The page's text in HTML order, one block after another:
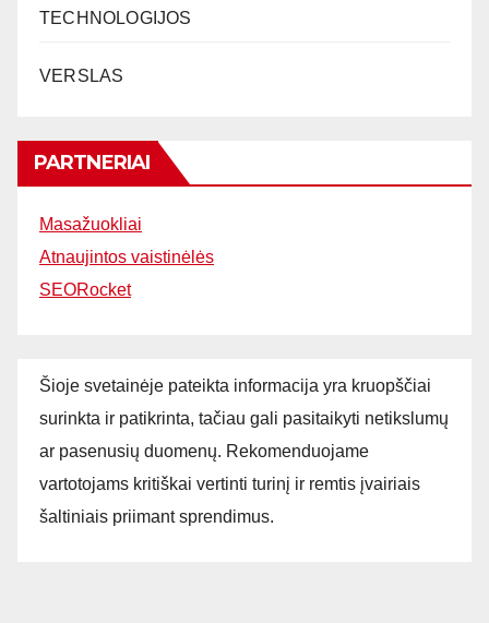
TECHNOLOGIJOS
VERSLAS
PARTNERIAI
Masažuokliai
Atnaujintos vaistinėlės
SEORocket
Šioje svetainėje pateikta informacija yra kruopščiai
surinkta ir patikrinta, tačiau gali pasitaikyti netikslumų
ar pasenusių duomenų. Rekomenduojame
vartotojams kritiškai vertinti turinį ir remtis įvairiais
šaltiniais priimant sprendimus.